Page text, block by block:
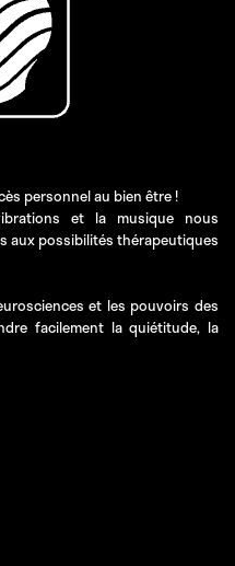
personnel au bien être !
et la musique nous
aux possibilités thérapeutiques
et les pouvoirs des
facilement la quiétitude, la